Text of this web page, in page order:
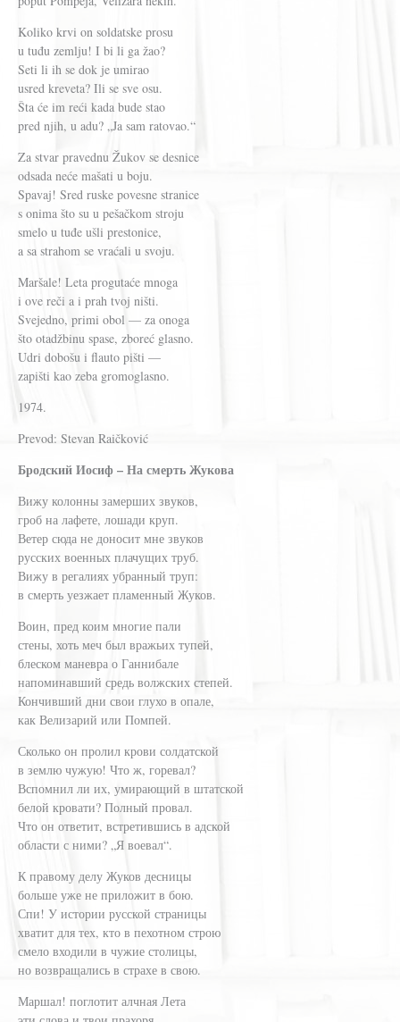
Koliko krvi on soldatske prosu
u tuđu zemlju! I bi li ga žao?
Seti li ih se dok je umirao
usred kreveta? Ili se sve osu.
Šta će im reći kada bude stao
pred njih, u adu? „Ja sam ratovao.“
Za stvar pravednu Žukov se desnice
odsada neće mašati u boju.
Spavaj! Sred ruske povesne stranice
s onima što su u pešačkom stroju
smelo u tuđe ušli prestonice,
a sa strahom se vraćali u svoju.
Maršale! Leta progutaće mnoga
i ove reči a i prah tvoj ništi.
Svejedno, primi obol — za onoga
što otadžbinu spase, zboreć glasno.
Udri dobošu i flauto pišti —
zapišti kao zeba gromoglasno.
1974.
Prevod: Stevan Raičković
Бродский Иосиф – На смерть Жукова
Вижу колонны замерших звуков,
гроб на лафете, лошади круп.
Ветер сюда не доносит мне звуков
русских военных плачущих труб.
Вижу в регалиях убранный труп:
в смерть уезжает пламенный Жуков.
Воин, пред коим многие пали
стены, хоть меч был вражьих тупей,
блеском маневра о Ганнибале
напоминавший средь волжских степей.
Кончивший дни свои глухо в опале,
как Велизарий или Помпей.
Сколько он пролил крови солдатской
в землю чужую! Что ж, горевал?
Вспомнил ли их, умирающий в штатской
белой кровати? Полный провал.
Что он ответит, встретившись в адской
области с ними? „Я воевал“.
К правому делу Жуков десницы
больше уже не приложит в бою.
Спи! У истории русской страницы
хватит для тех, кто в пехотном строю
смело входили в чужие столицы,
но возвращались в страхе в свою.
Маршал! поглотит алчная Лета